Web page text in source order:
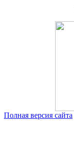
Полная версия сайта